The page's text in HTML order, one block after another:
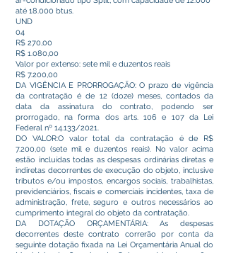
até 18.000 btus.
UND
04
R$ 270,00
R$ 1.080,00
Valor por extenso: sete mil e duzentos reais
R$ 7.200,00
DA VIGÊNCIA E PRORROGAÇÃO: O prazo de vigência
da contratação é de 12 (doze) meses, contados da
data da assinatura do contrato, podendo ser
prorrogado, na forma dos arts. 106 e 107 da Lei
Federal nº 14.133/2021.
DO VALOR:O valor total da contratação é de R$
7.200,00 (sete mil e duzentos reais). No valor acima
estão incluídas todas as despesas ordinárias diretas e
indiretas decorrentes de execução do objeto, inclusive
tributos e/ou impostos, encargos sociais, trabalhistas,
previdenciários, fiscais e comerciais incidentes, taxa de
administração, frete, seguro e outros necessários ao
cumprimento integral do objeto da contratação.
DA DOTAÇÃO ORÇAMENTÁRIA: As despesas
decorrentes deste contrato correrão por conta da
seguinte dotação fixada na Lei Orçamentária Anual do